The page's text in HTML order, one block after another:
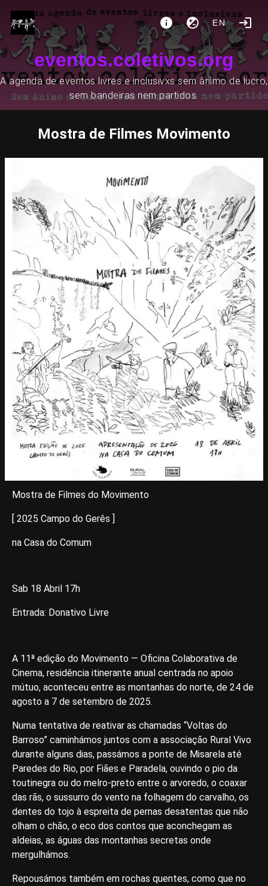
EN
eventos.coletivos.org
A agenda de eventos livres e inclusivxs sem ânimo de lucro,
sem bandeiras nem partidos.
Mostra de Filmes Movimento
Mostra de Filmes do Movimento
[ 2025 Campo do Gerês ]
na Casa do Comum
Sab 18 Abril 17h
Entrada: Donativo Livre
A 11ª edição do Movimento — Oficina Colaborativa de
Cinema, residência itinerante anual centrada no apoio
mútuo, aconteceu entre as montanhas do norte, de 24 de
agosto a 7 de setembro de 2025.
Numa tentativa de reativar as chamadas “Voltas do
Barroso” caminhámos juntos com a associação Rural Vivo
durante alguns dias, passámos a ponte de Misarela até
Paredes do Rio, por Fiães e Paradela, ouvindo o pio da
toutinegra ou do melro-preto entre o arvoredo, o coaxar
das rãs, o sussurro do vento na folhagem do carvalho, os
dentes do tojo à espreita de pernas desatentas que não
olham o chão, o eco dos contos que aconchegam as
aldeias, as águas das montanhas secretas onde
mergulhámos.
Repousámos também em rochas quentes, como que no